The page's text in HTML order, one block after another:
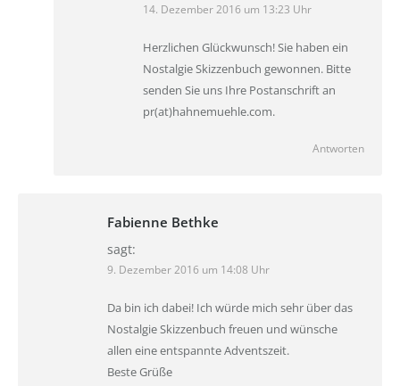
14. Dezember 2016 um 13:23 Uhr
Herzlichen Glückwunsch! Sie haben ein
Nostalgie Skizzenbuch gewonnen. Bitte
senden Sie uns Ihre Postanschrift an
pr(at)hahnemuehle.com.
Antworten
Fabienne Bethke
sagt:
9. Dezember 2016 um 14:08 Uhr
Da bin ich dabei! Ich würde mich sehr über das
Nostalgie Skizzenbuch freuen und wünsche
allen eine entspannte Adventszeit.
Beste Grüße